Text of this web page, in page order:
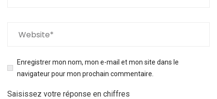
Enregistrer mon nom, mon e-mail et mon site dans le
navigateur pour mon prochain commentaire.
Saisissez votre réponse en chiffres